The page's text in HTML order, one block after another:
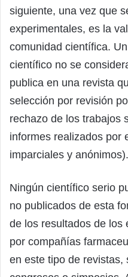
siguiente, una vez que
experimentales, es la
comunidad científica.
científico no se
publica en una revista
selección por revisión
rechazo de los trabajos
informes realizados por
imparciales y anónimos).
Ningún científico serio
no publicados de esta
de los resultados de los
por compañías
en este tipo de revistas,